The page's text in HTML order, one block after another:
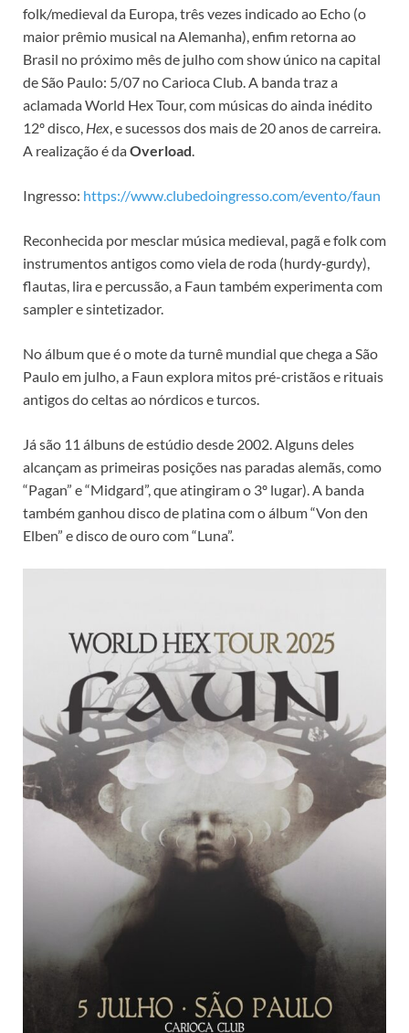
folk/medieval da Europa, três vezes indicado ao Echo (o
maior prêmio musical na Alemanha), enfim retorna ao
Brasil no próximo mês de julho com show único na capital
de São Paulo: 5/07 no Carioca Club. A banda traz a
aclamada World Hex Tour, com músicas do ainda inédito
12º disco, Hex, e sucessos dos mais de 20 anos de carreira.
A realização é daOverload.
Ingresso: https://www.clubedoingresso.com/evento/faun
Reconhecida por mesclar música medieval, pagã e folk com
instrumentos antigos como viela de roda (hurdy‑gurdy),
flautas, lira e percussão, a Faun também experimenta com
sampler e sintetizador.
No álbum que é o mote da turnê mundial que chega a São
Paulo em julho, a Faun explora mitos pré-cristãos e rituais
antigos do celtas ao nórdicos e turcos.
Já são 11 álbuns de estúdio desde 2002. Alguns deles
alcançam as primeiras posições nas paradas alemãs, como
“Pagan” e “Midgard”, que atingiram o 3º lugar). A banda
também ganhou disco de platina com o álbum “Von den
Elben” e disco de ouro com “Luna”.